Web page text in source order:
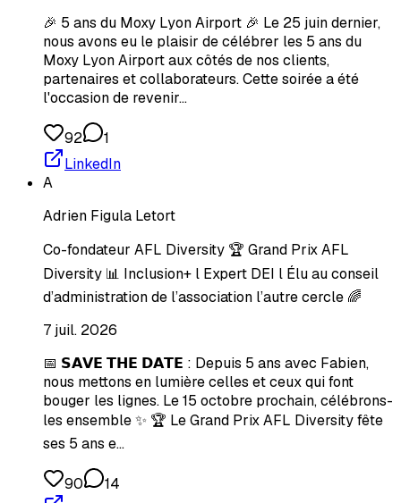
🎉 5 ans du Moxy Lyon Airport 🎉 Le 25 juin dernier,
nous avons eu le plaisir de célébrer les 5 ans du
Moxy Lyon Airport aux côtés de nos clients,
partenaires et collaborateurs. Cette soirée a été
l'occasion de revenir…
92
1
LinkedIn
A
Adrien Figula Letort
Co-fondateur AFL Diversity 🏆 Grand Prix AFL
Diversity 📊 Inclusion+ l Expert DEI l Élu au conseil
d’administration de l’association l’autre cercle 🌈
7 juil. 2026
📅 𝗦𝗔𝗩𝗘 𝗧𝗛𝗘 𝗗𝗔𝗧𝗘 : Depuis 5 ans avec Fabien,
nous mettons en lumière celles et ceux qui font
bouger les lignes. Le 15 octobre prochain, célébrons-
les ensemble ✨ 🏆 Le Grand Prix AFL Diversity fête
ses 5 ans e…
90
14